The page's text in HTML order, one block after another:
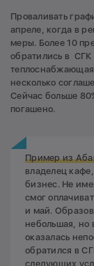
Проваливать
апреле, когда в
меры. Более 10
обратились в СГК
несколько
Сейчас больше
погашено.
Пример из
владелец
бизнес. Не
смог
и май.
небольшая, но
оказалась
обратился в
следующих